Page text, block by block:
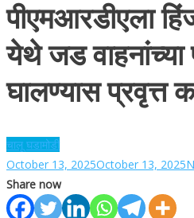
पीएमआरडीएला
येथे जड
घालण्यास प्रवृत्त
चालू घडामोडी
October 13, 2025October 13, 2025
Share now